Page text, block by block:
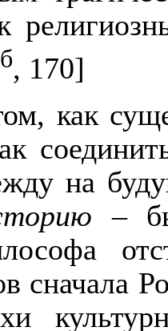
б, 170]
как
на
–
сначала